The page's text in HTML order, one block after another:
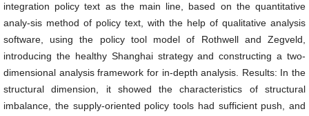
integration policy text as the main line, based on the quantitative
analy-sis method of policy text, with the help of qualitative analysis
software, using the policy tool model of Rothwell and Zegveld,
introducing the healthy Shanghai strategy and constructing a two-
dimensional analysis framework for in-depth analysis. Results: In the
structural dimension, it showed the characteristics of structural
imbalance, the supply-oriented policy tools had sufficient push, and